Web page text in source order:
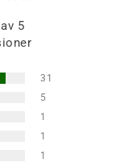
5
31
5
1
1
1